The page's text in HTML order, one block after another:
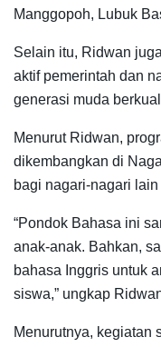
Manggopoh, Lubuk
Selain itu, Ridwan
aktif pemerintah dan
generasi muda
Menurut Ridwan,
dikembangkan di
bagi nagari-nagari lain
“Pondok Bahasa ini
anak-anak. Bahkan,
bahasa Inggris untuk
siswa,” ungkap
Menurutnya, kegiatan